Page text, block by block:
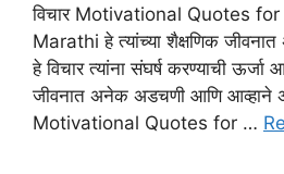
विचार Motivational Quotes
Marathi हे त्यांच्या शैक्षणिक
हे विचार त्यांना संघर्ष करण्याची
जीवनात अनेक अडचणी आणि आव्हाने
Motivational Quotes for …